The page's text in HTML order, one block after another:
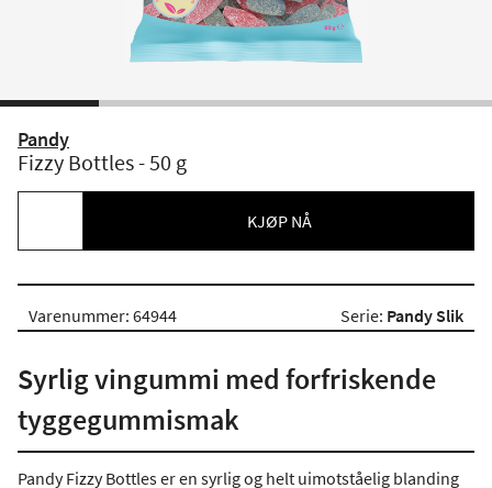
Pandy
Fizzy Bottles - 50 g
KJØP NÅ
Varenummer: 64944 Serie: Pandy Slik
Syrlig vingummi med forfriskende
tyggegummismak
Pandy Fizzy Bottles er en syrlig og helt uimotståelig blanding